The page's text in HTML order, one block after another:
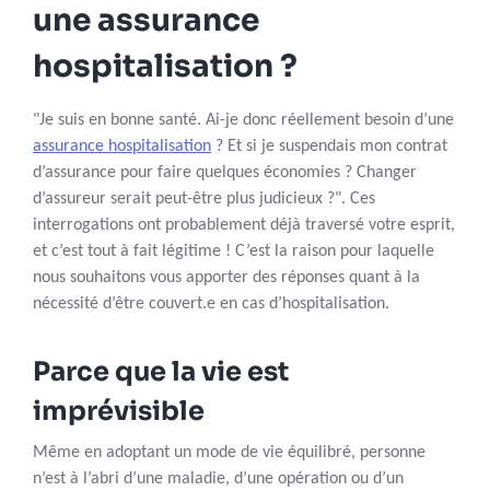
une assurance
hospitalisation ?
"Je suis en bonne santé. Ai-je donc réellement besoin d’une
assurance hospitalisation ? Et si je suspendais mon contrat
d’assurance pour faire quelques économies ? Changer
d’assureur serait peut-être plus judicieux ?". Ces
interrogations ont probablement déjà traversé votre esprit,
et c’est tout à fait légitime ! C’est la raison pour laquelle
nous souhaitons vous apporter des réponses quant à la
nécessité d’être couvert.e en cas d’hospitalisation.
Parce que la vie est
imprévisible
Même en adoptant un mode de vie équilibré, personne
n’est à l’abri d’une maladie, d’une opération ou d’un